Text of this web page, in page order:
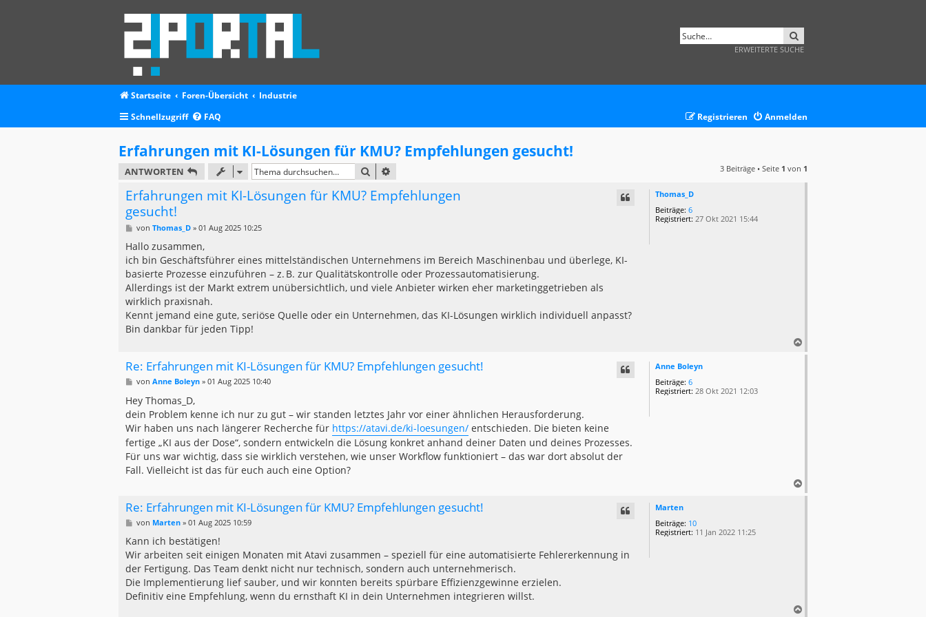
ERWEITERTE SUCHE
Startseite Foren-Übersicht
Industrie
Schnellzugriff
FAQ Anmelden
Registrieren
Erfahrungen mit KI-Lösungen für KMU? Empfehlungen gesucht!
ANTWORTEN SUCHE 3 Beiträge • Seite 1 von 1
Thomas_D
Beiträge: 6
Registriert: 27 Okt 2021 15:44
Erfahrungen mit KI-Lösungen für KMU? Empfehlungen
gesucht!
B
i
r
a
g
von Thomas_D» 01 Aug 2025 10:25
Hallo zusammen,
ich bin Geschäftsführer eines mittelständischen Unternehmens im Bereich Maschinenbau und überlege, KI-
basierte Prozesse einzuführen – z. B. zur Qualitätskontrolle oder Prozessautomatisierung.
Allerdings ist der Markt extrem unübersichtlich, und viele Anbieter wirken eher marketinggetrieben als
wirklich praxisnah.
Kennt jemand eine gute, seriöse Quelle oder ein Unternehmen, das KI-Lösungen wirklich individuell anpasst?
Bin dankbar für jeden Tipp!
a
Anne Boleyn
Beiträge: 6
Registriert: 28 Okt 2021 12:03
Re: Erfahrungen mit KI-Lösungen für KMU? Empfehlungen gesucht!
B
i
t
r
a
g
von Anne Boleyn» 01 Aug 2025 10:40
Hey Thomas_D,
dein Problem kenne ich nur zu gut – wir standen letztes Jahr vor einer ähnlichen Herausforderung.
Wir haben uns nach längerer Recherche für https://atavi.de/ki-loesungen/ entschieden. Die bieten keine
fertige „KI aus der Dose“, sondern entwickeln die Lösung konkret anhand deiner Daten und deines Prozesses.
Für uns war wichtig, dass sie wirklich verstehen, wie unser Workflow funktioniert – das war dort absolut der
Fall. Vielleicht ist das für euch auch eine Option?
a
Marten
Beiträge: 10
Registriert: 11 Jan 2022 11:25
Re: Erfahrungen mit KI-Lösungen für KMU? Empfehlungen gesucht!
B
i
r
a
g
von Marten» 01 Aug 2025 10:59
Kann ich bestätigen!
Wir arbeiten seit einigen Monaten mit Atavi zusammen – speziell für eine automatisierte Fehlererkennung in
der Fertigung. Das Team denkt nicht nur technisch, sondern auch unternehmerisch.
Die Implementierung lief sauber, und wir konnten bereits spürbare Effizienzgewinne erzielen.
Definitiv eine Empfehlung, wenn du ernsthaft KI in dein Unternehmen integrieren willst.